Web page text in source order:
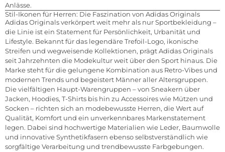
Anlässe.
Stil-Ikonen für Herren: Die Faszination von Adidas Originals
Adidas Originals verkörpert weit mehr als nur Sportbekleidung –
die Linie ist ein Statement für Persönlichkeit, Urbanität und
Lifestyle. Bekannt für das legendäre Trefoil-Logo, ikonische
Streifen und wegweisende Kollektionen, prägt Adidas Originals
seit Jahrzehnten die Modekultur weit über den Sport hinaus. Die
Marke steht für die gelungene Kombination aus Retro-Vibes und
modernen Trends und begeistert Männer aller Altersgruppen.
Die vielfältigen Haupt-Warengruppen – von Sneakern über
Jacken, Hoodies, T-Shirts bis hin zu Accessoires wie Mützen und
Socken – richten sich an modebewusste Herren, die Wert auf
Qualität, Komfort und ein unverkennbares Markenstatement
legen. Dabei sind hochwertige Materialien wie Leder, Baumwolle
und innovative Synthetikfasern ebenso selbstverständlich wie
sorgfältige Verarbeitung und trendbewusste Farbgebungen.